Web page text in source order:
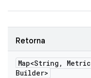
Retorna
Map<String , Metric
Builder>